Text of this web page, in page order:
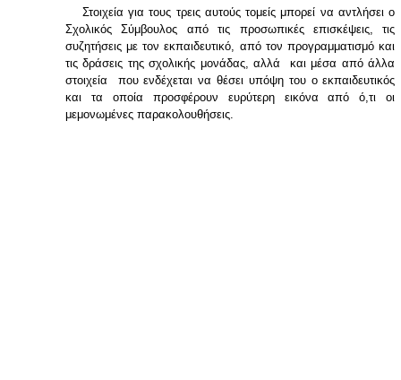
Στοιχεία για τους τρεις αυτούς τομείς μπορεί να αντλήσει ο
Σχολικός Σύμβουλος από τις προσωπικές επισκέψεις, τις
συζητήσεις με τον εκπαιδευτικό, από τον προγραμματισμό και
τις δράσεις της σχολικής μονάδας, αλλά και μέσα από άλλα
στοιχεία που ενδέχεται να θέσει υπόψη του ο εκπαιδευτικός
και τα οποία προσφέρουν ευρύτερη εικόνα από ό,τι οι
μεμονωμένες παρακολουθήσεις.